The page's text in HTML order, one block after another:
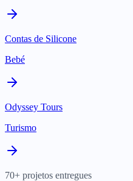
Contas de Silicone
Bebé
Odyssey Tours
Turismo
70+ projetos entregues